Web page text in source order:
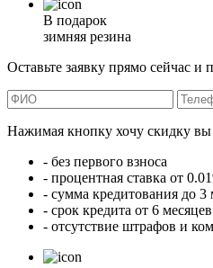
В подарок
зимняя резина
Оставьте заявку прямо сейчас
Нажимая кнопку хочу скидку вы
- без первого взноса
- процентная ставка от
- сумма кредитования до
- срок кредита от 6
- отсутствие штрафов и